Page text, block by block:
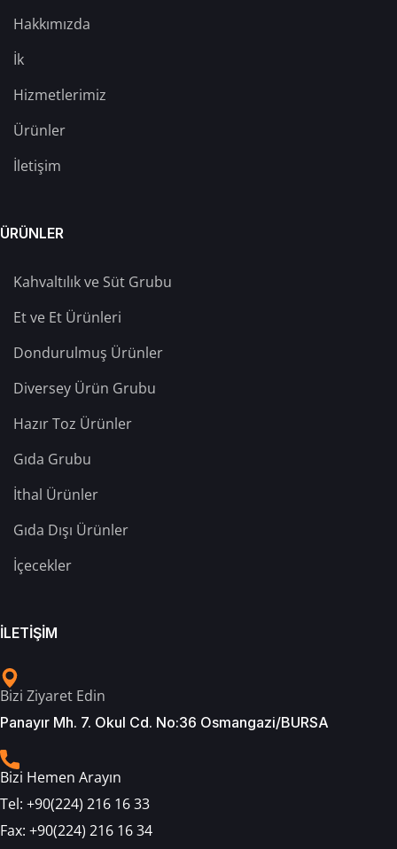
Hakkımızda
İk
Hizmetlerimiz
Ürünler
İletişim
ÜRÜNLER
Kahvaltılık ve Süt Grubu
Et ve Et Ürünleri
Dondurulmuş Ürünler
Diversey Ürün Grubu
Hazır Toz Ürünler
Gıda Grubu
İthal Ürünler
Gıda Dışı Ürünler
İçecekler
İLETİŞİM
Bizi Ziyaret Edin
Panayır Mh. 7. Okul Cd. No:36 Osmangazi/BURSA
Bizi Hemen Arayın
Tel: +90(224) 216 16 33
Fax: +90(224) 216 16 34